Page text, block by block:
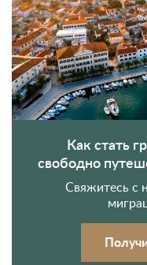
Как стать
свободно
Свяжитесь с